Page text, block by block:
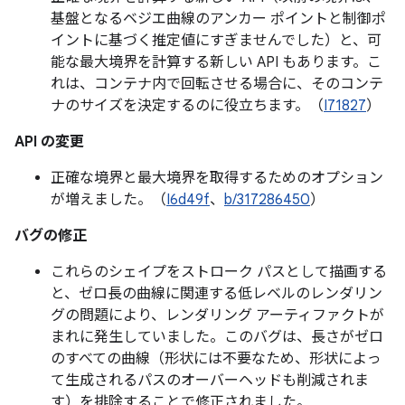
基盤となるベジエ曲線のアンカー ポイントと制御ポ
イントに基づく推定値にすぎませんでした）と、可
能な最大境界を計算する新しい API もあります。こ
れは、コンテナ内で回転させる場合に、そのコンテ
ナのサイズを決定するのに役立ちます。（I71827）
API の変更
正確な境界と最大境界を取得するためのオプション
が増えました。（I6d49f、 b/317286450）
バグの修正
これらのシェイプをストローク パスとして描画する
と、ゼロ長の曲線に関連する低レベルのレンダリン
グの問題により、レンダリング アーティファクトが
まれに発生していました。このバグは、長さがゼロ
のすべての曲線（形状には不要なため、形状によっ
て生成されるパスのオーバーヘッドも削減されま